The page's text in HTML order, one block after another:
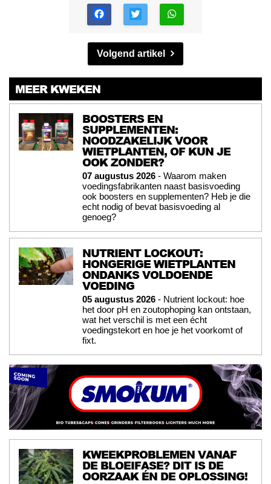
Volgend artikel
MEER KWEKEN
BOOSTERS EN
SUPPLEMENTEN:
NOODZAKELIJK VOOR
WIETPLANTEN, OF KUN JE
OOK ZONDER?
07 augustus 2026 - Waarom maken
voedingsfabrikanten naast basisvoeding
ook boosters en supplementen? Heb je die
echt nodig of bevat basisvoeding al
genoeg?
NUTRIENT LOCKOUT:
HONGERIGE WIETPLANTEN
ONDANKS VOLDOENDE
VOEDING
05 augustus 2026 - Nutrient lockout: hoe
het door pH en zoutophoping kan ontstaan,
wat het verschil is met een écht
voedingstekort en hoe je het voorkomt of
fixt.
KWEEKPROBLEMEN VANAF
DE BLOEIFASE? DIT IS DE
OORZAAK ÉN DE OPLOSSING!